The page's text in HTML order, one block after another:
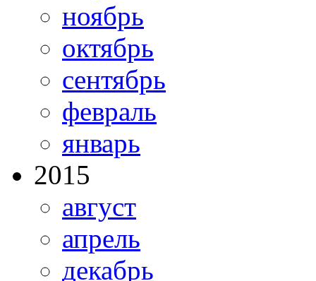
ноябрь
октябрь
сентябрь
февраль
январь
2015
август
апрель
декабрь